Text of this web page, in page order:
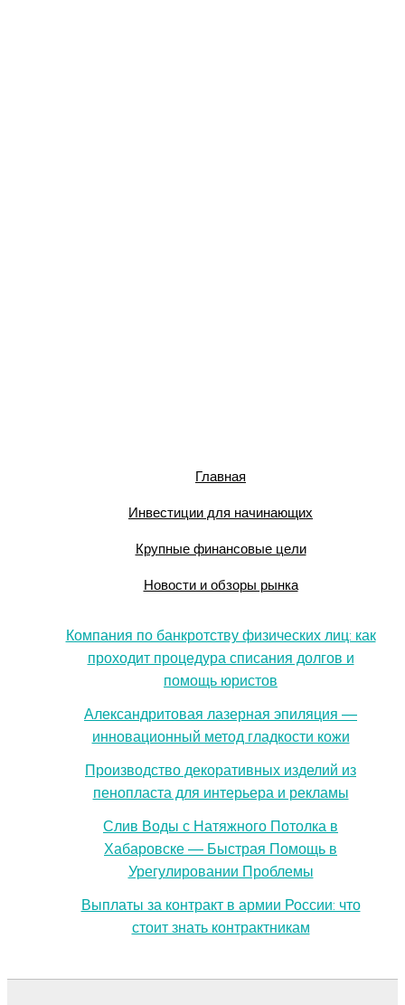
Главная
Инвестиции для начинающих
Крупные финансовые цели
Новости и обзоры рынка
Компания по банкротству физических лиц: как
проходит процедура списания долгов и
помощь юристов
Александритовая лазерная эпиляция —
инновационный метод гладкости кожи
Производство декоративных изделий из
пенопласта для интерьера и рекламы
Слив Воды с Натяжного Потолка в
Хабаровске — Быстрая Помощь в
Урегулировании Проблемы
Выплаты за контракт в армии России: что
стоит знать контрактникам